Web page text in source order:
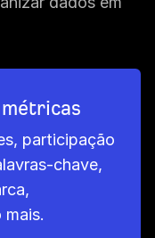
participação
chave,